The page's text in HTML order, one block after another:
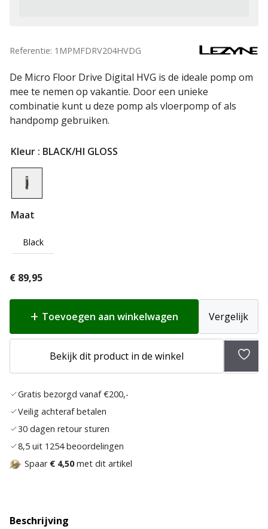
Referentie: 1MPMFDRV204HVDG
De Micro Floor Drive Digital HVG is de ideale pomp om
mee te nemen op vakantie. Door een unieke
combinatie kunt u deze pomp als vloerpomp of als
handpomp gebruiken.
Kleur : BLACK/HI GLOSS
Maat
Black
€ 89,95
Toevoegen aan winkelwagen Vergelijk
Bekijk dit product in de winkel
Gratis bezorgd vanaf €200,-
Veilig achteraf betalen
30 dagen retour sturen
8,5 uit 1254 beoordelingen
Spaar € 4,50met dit artikel
Beschrijving